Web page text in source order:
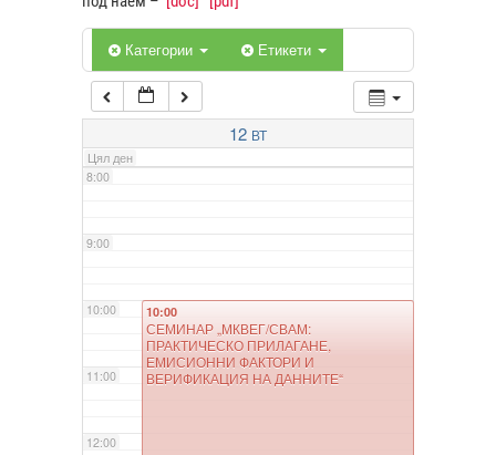
Категории Етикети
12 ВТ
Цял ден
7:00
8:00
9:00
10:00
11:00
12:00
10:00
СЕМИНАР „МКВЕГ/СВАМ:
ПРАКТИЧЕСКО ПРИЛАГАНЕ,
ЕМИСИОННИ ФАКТОРИ И
ВЕРИФИКАЦИЯ НА ДАННИТЕ“